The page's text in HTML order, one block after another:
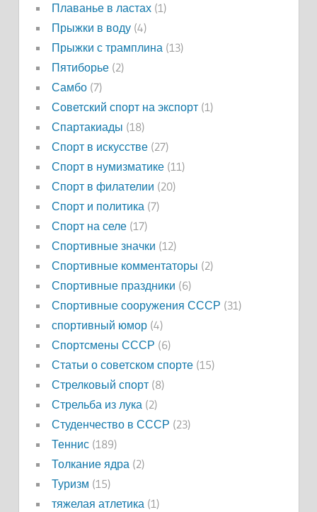
Плаванье в ластах(1)
Прыжки в воду(4)
Прыжки с трамплина(13)
Пятиборье(2)
Самбо(7)
Советский спорт на экспорт(1)
Спартакиады (18)
Спорт в искусстве(27)
Спорт в нумизматике(11)
Спорт в филателии (20)
Спорт и политика(7)
Спорт на селе(17)
Спортивные значки (12)
Спортивные комментаторы (2)
Спортивные праздники (6)
Спортивные сооружения СССР (31)
спортивный юмор(4)
Спортсмены СССР (6)
Статьи о советском спорте(15)
Стрелковый спорт(8)
Стрельба из лука(2)
Студенчество в СССР (23)
Теннис(189)
Толкание ядра(2)
Туризм (15)
тяжелая атлетика(1)